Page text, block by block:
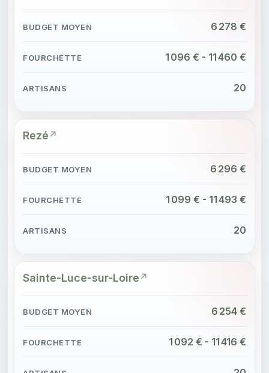
6 278 €
1 096 € - 11 460 €
20
Rezé
6 296 €
1 099 € - 11 493 €
20
Sainte-Luce-sur-Loire
6 254 €
1 092 € - 11 416 €